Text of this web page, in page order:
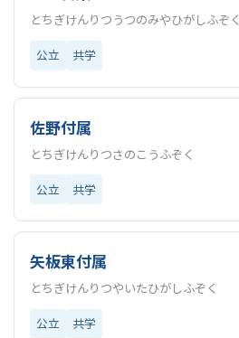
とちぎけんりつうつのみやひがしふぞく
公立 共学
佐野付属
とちぎけんりつさのこうふぞく
公立 共学
矢板東付属
とちぎけんりつやいたひがしふぞく
公立 共学